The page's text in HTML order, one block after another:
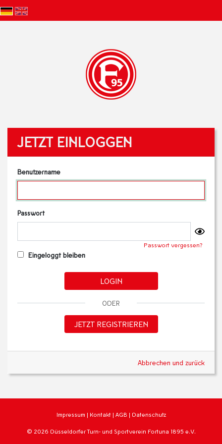
JETZT EINLOGGEN
Benutzername
Passwort
Passwort vergessen?
Eingeloggt bleiben
LOGIN
ODER
JETZT REGISTRIEREN
Abbrechen und zurück
Impressum | Kontakt | AGB | Datenschutz
© 2026 Düsseldorfer Turn- und Sportverein Fortuna 1895 e.V.